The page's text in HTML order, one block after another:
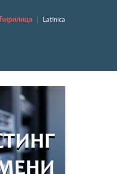
Ћирилица Latinica